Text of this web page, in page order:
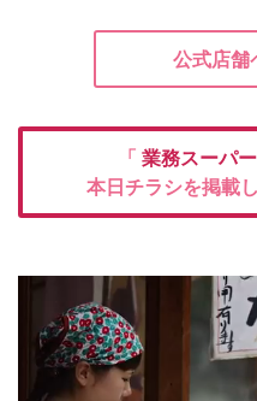
公式店舗
「 業務スーパー
本日チラシを掲載